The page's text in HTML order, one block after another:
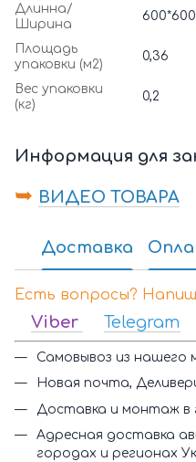
Длинна/
Ширина
600*600
Площадь
упаковки (м2)
0,36
Вес упаковки
(кг)
0,2
Информация для
➥ ВИДЕО ТОВАРА
Доставка
Есть вопросы?
Viber Telegram
Самовывоз из нашего
Новая почта,
Доставка и монтаж в
Адресная доставка
городах и регионах